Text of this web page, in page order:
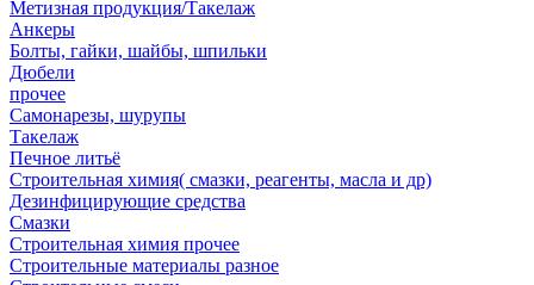
Метизная продукция/Такелаж
Анкеры
Болты, гайки, шайбы, шпильки
Дюбели
прочее
Самонарезы, шурупы
Такелаж
Печное литьё
Строительная химия( смазки, реагенты, масла и др)
Дезинфицирующие средства
Смазки
Строительная химия прочее
Строительные материалы разное